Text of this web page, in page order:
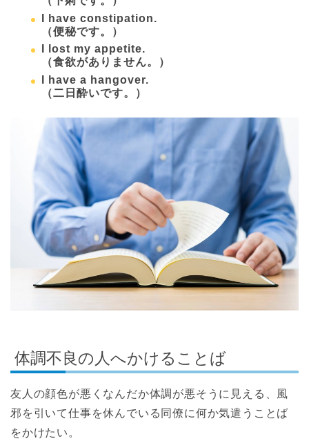
I have constipation.
（便秘です。）
I lost my appetite.
（食欲がありません。）
I have a hangover.
（二日酔いです。）
体調不良の人へかけることば
友人の顔色が悪くなんだか体調が悪そうに見える、風
邪を引いて仕事を休んでいる同僚に何か気遣うことば
をかけたい。